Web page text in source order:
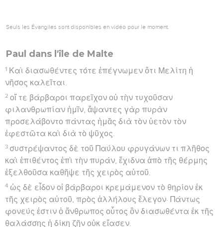
λέγων· Πορεύθητι πρὸς τὸν λαὸν τοῦτον καὶ εἰπόν·
βλέψετε καὶ οὐ μὴ ἴδητε·
ὠσὶν βαρέως ἤκουσαν, καὶ τοὺς ὀφθαλμοὺς αὐτῶν
ἐκάμμυσαν· μήποτε ἴδωσιν τοῖς ὀφθαλμοῖς καὶ τοῖς
ὠσὶν ἀκούσωσιν καὶ τῇ καρδίᾳ συνῶσιν καὶ
ἐπιστρέψωσιν, καὶ ἰάσομαι αὐτούς.
28 γνωστὸν οὖν ἔστω ὑμῖν ὅτι τοῖς ἔθνεσιν ἀπεστάλη
τοῦτο τὸ σωτήριον τοῦ θεοῦ· αὐτοὶ καὶ ἀκούσονται.
Ἐνέμεινεν δὲ διετίαν ὅλην ἐν ἰδίῳ μισθώματι, καὶ
ἀπεδέχετο πάντας τοὺς εἰσπορευομένους πρὸς
κηρύσσων τὴν βασιλείαν τοῦ θεοῦ καὶ διδάσκων τὰ
περὶ τοῦ κυρίου Ἰησοῦ Χριστοῦ μετὰ πάσης
παρρησίας ἀκωλύτως.